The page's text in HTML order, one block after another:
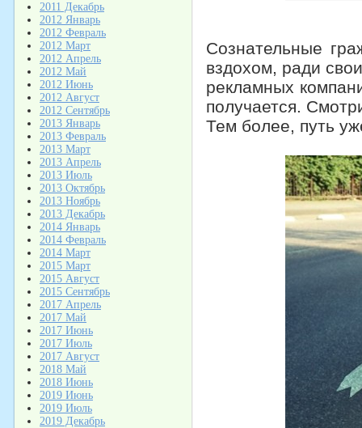
2011 Декабрь
2012 Январь
2012 Февраль
2012 Март
2012 Апрель
2012 Май
2012 Июнь
2012 Август
2012 Сентябрь
2013 Январь
2013 Февраль
2013 Март
2013 Апрель
2013 Июль
2013 Октябрь
2013 Ноябрь
2013 Декабрь
2014 Январь
2014 Февраль
2014 Март
2015 Март
2015 Август
2015 Сентябрь
2017 Апрель
2017 Май
2017 Июнь
2017 Июль
2017 Август
2018 Май
2018 Июнь
2019 Июнь
2019 Июль
2019 Декабрь
Сознательные
вздохом, ради
рекламных
получается.
Тем более, путь